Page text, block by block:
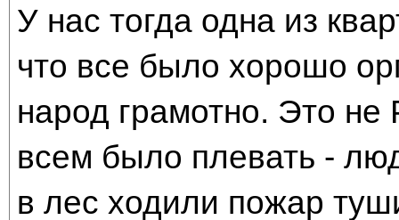
У нас тогда одна из
что все было хорошо
народ грамотно. Это не
всем было плевать -
в лес ходили пожар